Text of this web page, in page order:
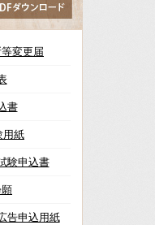
変更届
書
用紙
験申込書
告申込用紙